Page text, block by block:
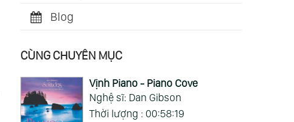
Blog
CÙNG CHUYÊN MỤC
Vịnh Piano - Piano Cove
Nghệ sĩ: Dan Gibson
Thời lượng : 00:58:19